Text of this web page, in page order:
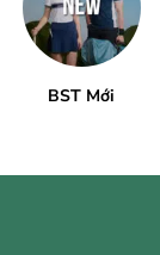
BST Mới